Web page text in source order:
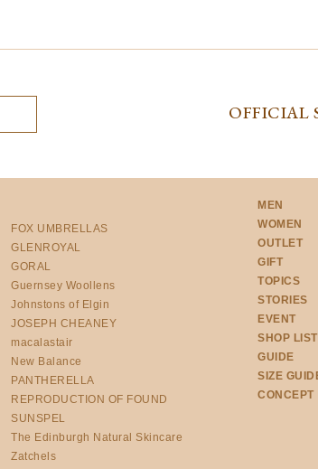
OFFICIAL
FOX UMBRELLAS
GLENROYAL
GORAL
Guernsey Woollens
Johnstons of Elgin
JOSEPH CHEANEY
macalastair
New Balance
PANTHERELLA
REPRODUCTION OF FOUND
SUNSPEL
The Edinburgh Natural Skincare
Zatchels
MEN
WOMEN
OUTLET
GIFT
TOPICS
STORIES
EVENT
SHOP LIST
GUIDE
SIZE
CONCEPT